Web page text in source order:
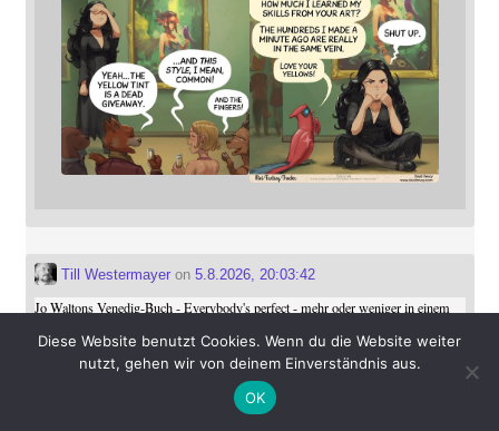
Till Westermayeron 5.8.2026, 20:03:42
Jo Waltons Venedig-Buch - Everybody's perfect - mehr oder weniger in einem
macht daraus eine Meditation über Liebe in ihren unterschiedlichen
Ausprägungen, über Verletzlichkeit und die Pandemie.
@_tillwe_@mastodon.social
Diese Website benutzt Cookies. Wenn du die Website weiter
nutzt, gehen wir von deinem Einverständnis aus.
OK